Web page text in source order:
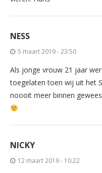
NESS
5 maart 2019 - 23:50
Als jonge vrouw 21 jaar
toegelaten toen wij uit het
noooit meer binnen
NICKY
12 maart 2019 - 10:22